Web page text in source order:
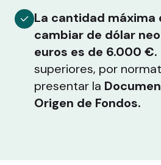
La cantidad máxima
cambiar de dólar
euros es de 6.000 €.
superiores, por
presentar la
Origen de Fondos.